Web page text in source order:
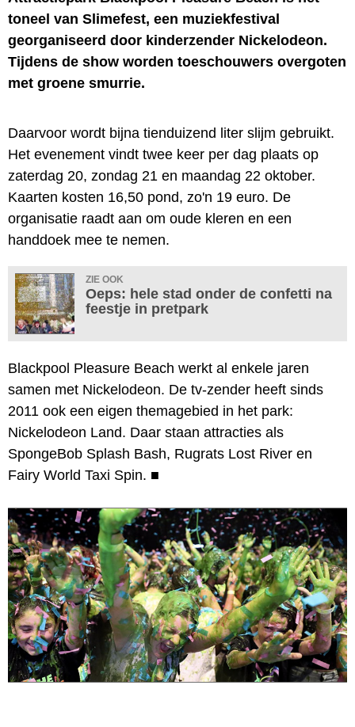
toneel van Slimefest, een muziekfestival
georganiseerd door kinderzender Nickelodeon.
Tijdens de show worden toeschouwers overgoten
met groene smurrie.
Daarvoor wordt bijna tienduizend liter slijm gebruikt.
Het evenement vindt twee keer per dag plaats op
zaterdag 20, zondag 21 en maandag 22 oktober.
Kaarten kosten 16,50 pond, zo'n 19 euro. De
organisatie raadt aan om oude kleren en een
handdoek mee te nemen.
ZIE OOK
Oeps: hele stad onder de confetti na
feestje in pretpark
Blackpool Pleasure Beach werkt al enkele jaren
samen met Nickelodeon. De tv-zender heeft sinds
2011 ook een eigen themagebied in het park:
Nickelodeon Land. Daar staan attracties als
SpongeBob Splash Bash, Rugrats Lost River en
Fairy World Taxi Spin. ■